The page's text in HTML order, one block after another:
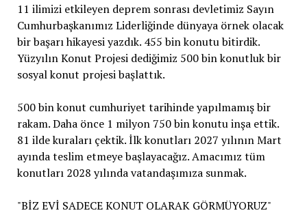
11 ilimizi etkileyen deprem sonrası devletimiz Sayın
Cumhurbaşkanımız Liderliğinde dünyaya örnek olacak
bir başarı hikayesi yazdık. 455 bin konutu bitirdik.
Yüzyılın Konut Projesi dediğimiz 500 bin konutluk bir
sosyal konut projesi başlattık.
500 bin konut cumhuriyet tarihinde yapılmamış bir
rakam. Daha önce 1 milyon 750 bin konutu inşa ettik.
81 ilde kuraları çektik. İlk konutları 2027 yılının Mart
ayında teslim etmeye başlayacağız. Amacımız tüm
konutları 2028 yılında vatandaşımıza sunmak.
"BİZ EVİ SADECE KONUT OLARAK GÖRMÜYORUZ"